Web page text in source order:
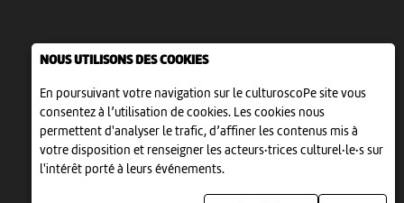
NOUS UTILISONS DES COOKIES
En poursuivant votre navigation sur le culturoscoPe site vous
consentez à l’utilisation de cookies. Les cookies nous
permettent d'analyser le trafic, d’affiner les contenus mis à
votre disposition et renseigner les acteurs·trices culturel·le·s sur
l'intérêt porté à leurs événements.